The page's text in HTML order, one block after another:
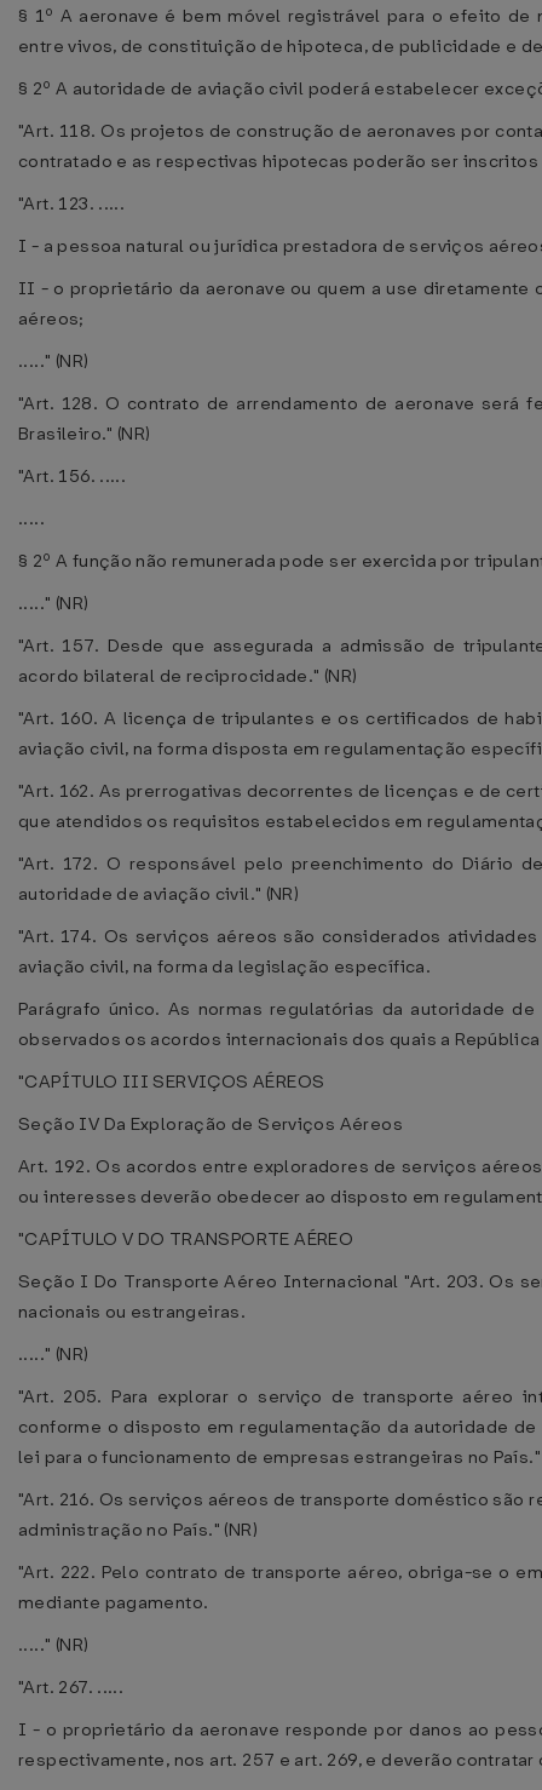
§ 1º A aeronave é bem móvel registrável para o efeito
entre vivos, de constituição de hipoteca, de publicidade e
§ 2º A autoridade de aviação civil poderá estabelecer
"Art. 118. Os projetos de construção de aeronaves por
contratado e as respectivas hipotecas poderão ser inscritos
"Art. 123. .....
I - a pessoa natural ou jurídica prestadora de serviços
II - o proprietário da aeronave ou quem a use
aéreos;
....." (NR)
"Art. 128. O contrato de arrendamento de aeronave
Brasileiro." (NR)
"Art. 156. .....
.....
§ 2º A função não remunerada pode ser exercida por
....." (NR)
"Art. 157. Desde que assegurada a admissão de
acordo bilateral de reciprocidade." (NR)
"Art. 160. A licença de tripulantes e os certificados de
aviação civil, na forma disposta em regulamentação
"Art. 162. As prerrogativas decorrentes de licenças e de
que atendidos os requisitos estabelecidos em
"Art. 172. O responsável pelo preenchimento do Diário
autoridade de aviação civil." (NR)
"Art. 174. Os serviços aéreos são considerados
aviação civil, na forma da legislação específica.
Parágrafo único. As normas regulatórias da autoridade
observados os acordos internacionais dos quais a
"CAPÍTULO III SERVIÇOS AÉREOS
Seção IV Da Exploração de Serviços Aéreos
Art. 192. Os acordos entre exploradores de serviços
ou interesses deverão obedecer ao disposto em
"CAPÍTULO V DO TRANSPORTE AÉREO
Seção I Do Transporte Aéreo Internacional "Art. 203. Os
nacionais ou estrangeiras.
....." (NR)
"Art. 205. Para explorar o serviço de transporte aéreo
conforme o disposto em regulamentação da autoridade
lei para o funcionamento de empresas estrangeiras no País."
"Art. 216. Os serviços aéreos de transporte doméstico
administração no País." (NR)
"Art. 222. Pelo contrato de transporte aéreo, obriga-se o
mediante pagamento.
....." (NR)
"Art. 267. .....
I - o proprietário da aeronave responde por danos ao
respectivamente, nos art. 257 e art. 269, e deverão